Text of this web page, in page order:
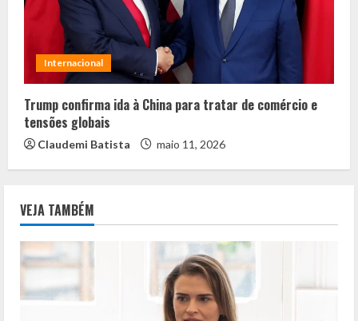
Internacional
Trump confirma ida à China para tratar de comércio e
tensões globais
Claudemi Batista maio 11, 2026
VEJA TAMBÉM